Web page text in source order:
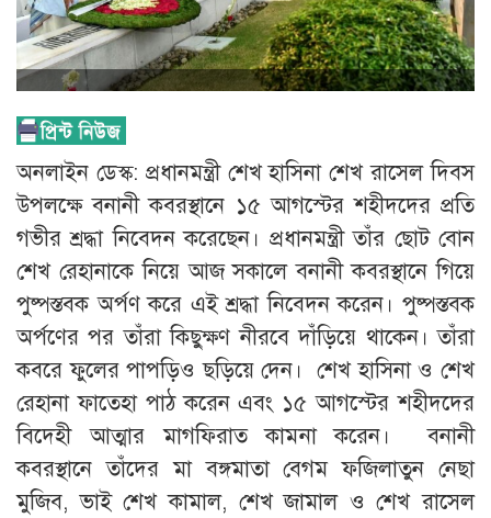
অনলাইন ডেস্ক: প্রধানমন্ত্রী শেখ হাসিনা শেখ রাসেল দিবস
উপলক্ষে বনানী কবরস্থানে ১৫ আগস্টের শহীদদের প্রতি
গভীর শ্রদ্ধা নিবেদন করেছেন। প্রধানমন্ত্রী তাঁর ছোট বোন
শেখ রেহানাকে নিয়ে আজ সকালে বনানী কবরস্থানে গিয়ে
পুষ্পস্তবক অর্পণ করে এই শ্রদ্ধা নিবেদন করেন। পুষ্পস্তবক
অর্পণের পর তাঁরা কিছুক্ষণ নীরবে দাঁড়িয়ে থাকেন। তাঁরা
কবরে ফুলের পাপড়িও ছড়িয়ে দেন। শেখ হাসিনা ও শেখ
রেহানা ফাতেহা পাঠ করেন এবং ১৫ আগস্টের শহীদদের
বিদেহী আত্মার মাগফিরাত কামনা করেন। বনানী
কবরস্থানে তাঁদের মা বঙ্গমাতা বেগম ফজিলাতুন নেছা
মুজিব, ভাই শেখ কামাল, শেখ জামাল ও শেখ রাসেল